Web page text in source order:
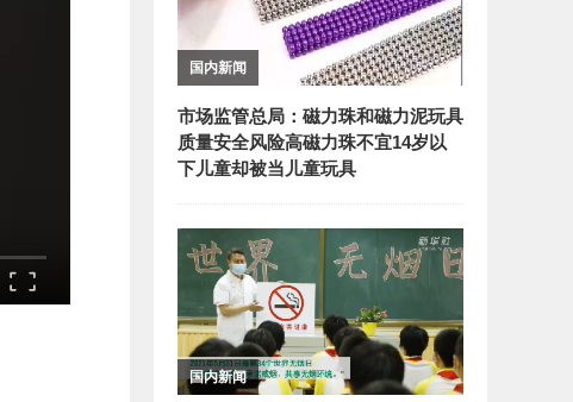
国内新闻
市场监管总局：磁力珠和磁力泥玩具
质量安全风险高磁力珠不宜14岁以
下儿童却被当儿童玩具
国内新闻